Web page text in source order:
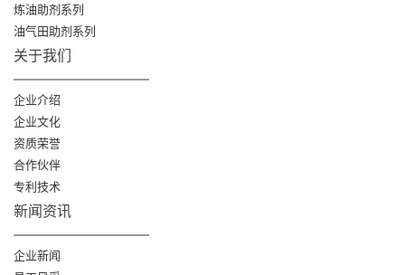
炼油助剂系列
油气田助剂系列
关于我们
企业介绍
企业文化
资质荣誉
合作伙伴
专利技术
新闻资讯
企业新闻